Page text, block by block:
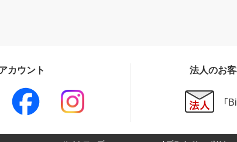
カウント 法人のお
「